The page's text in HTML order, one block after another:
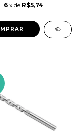
6 x de R$5,74